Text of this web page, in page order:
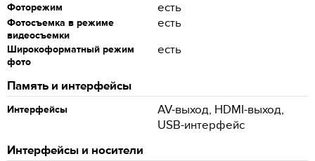
Фоторежим есть
Фотосъемка в режиме
видеосъемки
есть
Широкоформатный режим
фото
есть
Память и интерфейсы
Интерфейсы
AV-выход, HDMI-выход,
USB-интерфейс
Интерфейсы и носители